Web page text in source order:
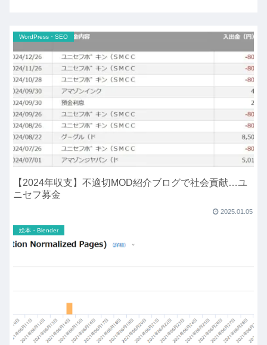
WordPress・SEO
【2024年収支】不適切MOD紹介ブログで社会貢献…ユ
ニセフ募金
2025.01.05
絵本・Blender